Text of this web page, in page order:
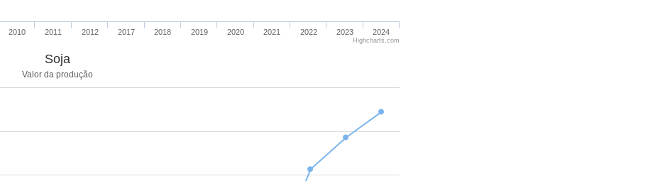
2010 2011 2012 2017 2018 2019 2020 2021 2022 2023 2024
Highcharts.com
Soja
Valor da produção